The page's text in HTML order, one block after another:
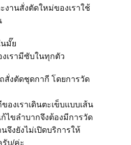
งานสั่งตัดใหม่ของเราใช้
มั๊ย
เรามีซับในทุกตัว
สั่งตัดชุดกากี โดยการวัด
องเราเดินตะเข็บแบบเส้น
ไขลำบากจึงต้องมีการวัด
จึงยังไม่เปิดบริการให้
รับ/ค่ะ